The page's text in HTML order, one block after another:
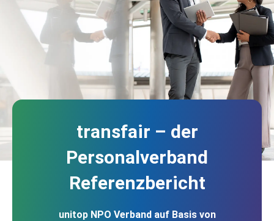
transfair – der
Personalverband
Referenzbericht
unitop NPO Verband auf Basis von